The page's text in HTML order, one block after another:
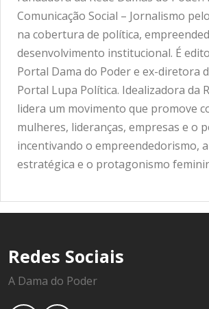
Comunicação Social – Jornalismo
na cobertura de política,
desenvolvimento institucional. É
Portal Dama do Poder e ex-diretora
Portal Lupa Política. Idealizadora da
lidera um movimento que promove
mulheres, lideranças, empresas e o
incentivando o empreendedorismo,
estratégica e o protagonismo
Redes Sociais
A Dama do Poder